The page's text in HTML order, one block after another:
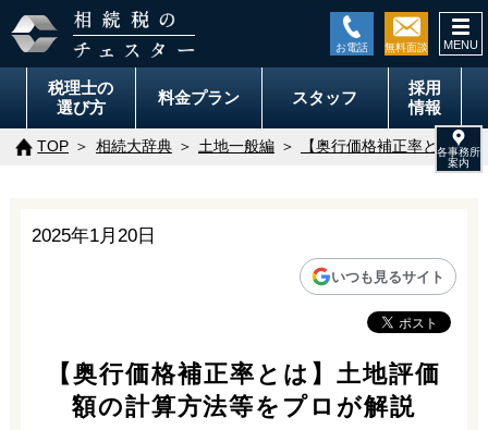
税理士の
選び方
料金プラン スタッフ
採用
情報
TOP 相続大辞典 土地一般編 【奥行価格補正率とは】
2025年1月20日
いつも見るサイト
【奥行価格補正率とは】土地評価
額の計算方法等をプロが解説